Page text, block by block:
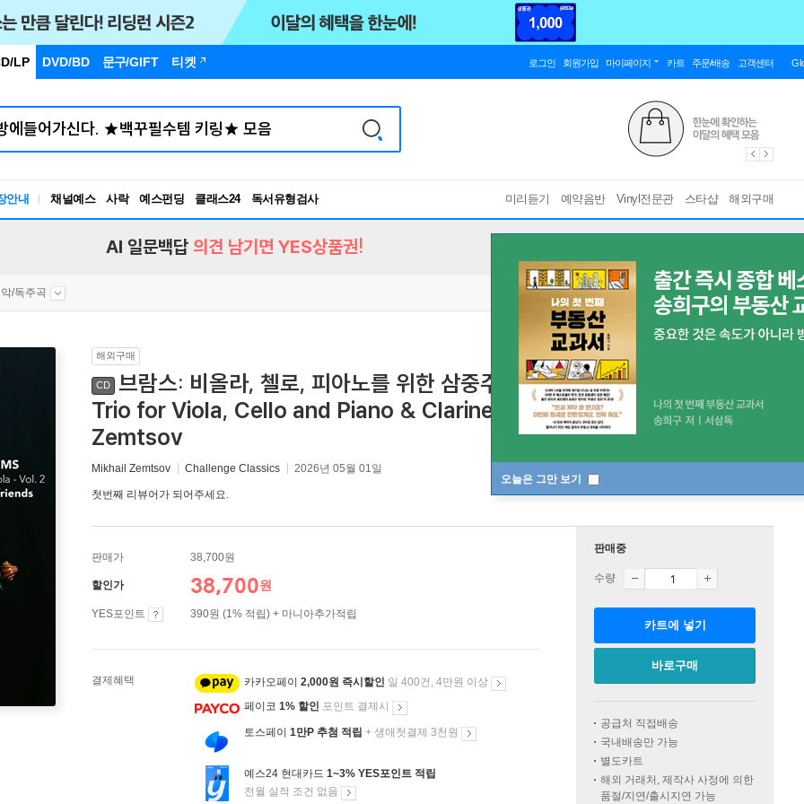
LP DVD/BD 문구/GIFT 티켓 로그인 회원가입 마이페이지 카트 주문/배송 고객센터
안내 채널예스 사락 예스펀딩 클래스24
독서유형검사
미리듣기 예약음반 Vinyl전문관 스타샵 해외구매
오늘은 그만 보기
AI 일문백답 의견 남기면 YES상품권!
/독주곡
해외구매
CD
브람스: 비올라, 첼로, 피아노를 위한 삼중주 & 클라리넷 오중주 (Brahms:
Trio for Viola, Cello and Piano & Clarinet Quintet)(CD) - Mikhail
Zemtsov
Mikhail Zemtsov Challenge Classics 2026년 05월 01일
첫번째 리뷰어가 되어주세요.
판매가 38,700원
할인가 38,700원
YES포인트 390원 (1% 적립) + 마니아추가적립
결제혜택 카카오페이 2,000원 즉시할인 일 400건, 4만원 이상
페이코 1% 할인 포인트 결제시
토스페이 1만P 추첨 적립 + 생애첫결제 3천원
예스24 현대카드 1~3% YES포인트 적립
전월 실적 조건 없음
판매중
수량
카트에 넣기
바로구매
공급처 직접배송
국내배송만 가능
별도카트
해외 거래처, 제작사 사정에 의한
품절/지연/출시지연 가능